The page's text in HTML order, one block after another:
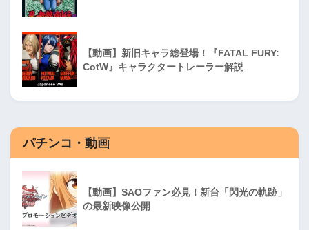
【動画】新旧キャラ総登場！『FATAL FURY:
CotW』キャラクタートレーラー解説
パチンコ・動画
【動画】SAOファン必見！新台「閃光の軌跡」
の最新映像公開